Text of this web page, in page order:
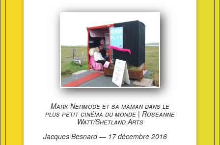
Mark Nermode et sa maman dans le
plus petit cinéma du monde | Roseanne
Watt/Shetland Arts
Jacques Besnard — 17 décembre 2016